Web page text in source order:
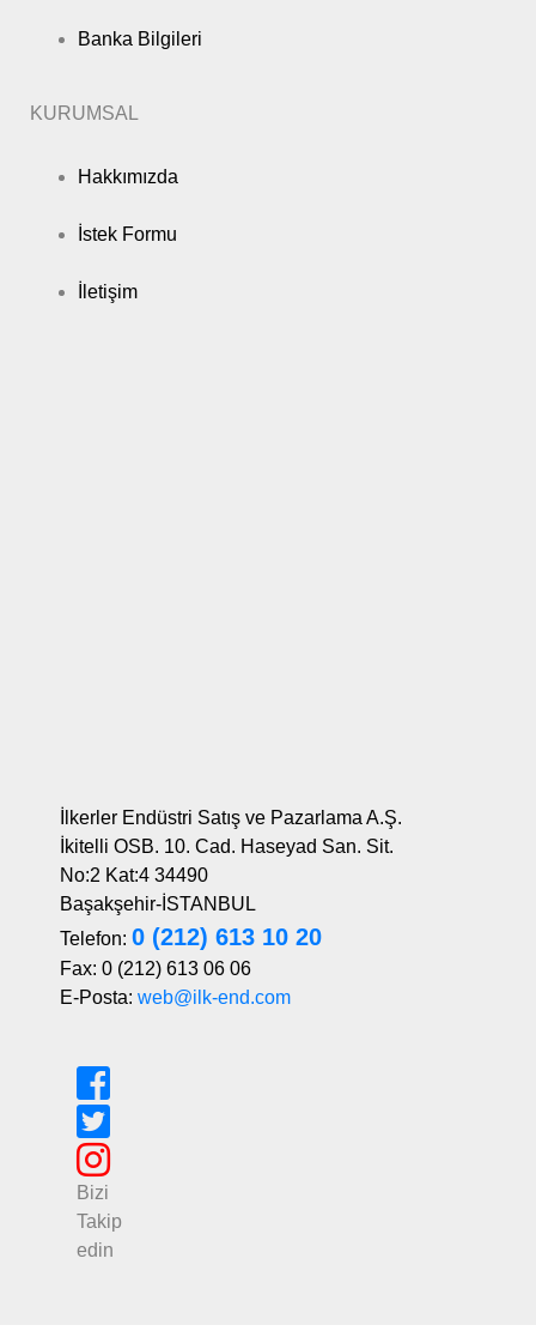
Banka Bilgileri
KURUMSAL
Hakkımızda
İstek Formu
İletişim
İlkerler Endüstri Satış ve Pazarlama A.Ş.
İkitelli OSB. 10. Cad. Haseyad San. Sit.
No:2 Kat:4 34490
Başakşehir-İSTANBUL
Telefon: 0 (212) 613 10 20
Fax: 0 (212) 613 06 06
E-Posta: web@ilk-end.com
Bizi
Takip
edin